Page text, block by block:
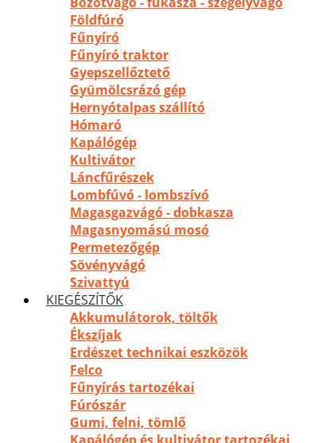
Földfúró
Fűnyíró
Fűnyíró traktor
Gyepszellőztető
Gyümölcsrázó gép
Hernyótalpas szállító
Hómaró
Kapálógép
Kultivátor
Láncfűrészek
Lombfúvó - lombszívó
Magasgazvágó - dobkasza
Magasnyomású mosó
Permetezőgép
Sövényvágó
Szivattyú
KIEGÉSZÍTŐK
Akkumulátorok, töltők
Ékszíjak
Erdészet technikai eszközök
Felco
Fűnyírás tartozékai
Fúrószár
Gumi, felni, tömlő